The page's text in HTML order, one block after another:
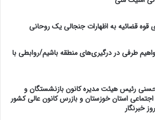
قوه قضائیه به اظهارات جنجالی یک روحانی
طرفی در درگیری‌های منطقه باشیم/روابطی با
حسنی رئیس هیئت مدیره کانون بازنشستگان و
استان خوزستان و بازرس کانون عالی کشور
خبرنگار